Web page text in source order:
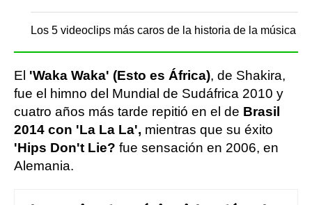
Los 5 videoclips más caros de la historia de la música
El 'Waka Waka' (Esto es África), de Shakira,
fue el himno del Mundial de Sudáfrica 2010 y
cuatro años más tarde repitió en el de Brasil
2014 con 'La La La', mientras que su éxito
'Hips Don't Lie? fue sensación en 2006, en
Alemania.